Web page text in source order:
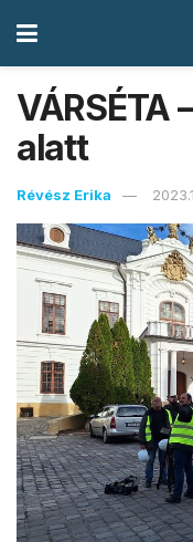
VÁRSÉTA
alatt
Révész Erika